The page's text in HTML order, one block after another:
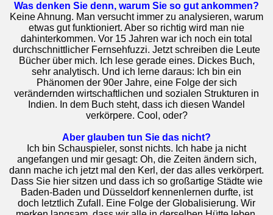
Was denken Sie denn, warum Sie so gut ankommen?
Keine Ahnung. Man versucht immer zu analysieren, warum
etwas gut funktioniert. Aber so richtig wird man nie
dahinterkommen. Vor 15 Jahren war ich noch ein total
durchschnittlicher Fernsehfuzzi. Jetzt schreiben die Leute
Bücher über mich. Ich lese gerade eines. Dickes Buch,
sehr analytisch. Und ich lerne daraus: Ich bin ein
Phänomen der 90er Jahre, eine Folge der sich
verändernden wirtschaftlichen und sozialen Strukturen in
Indien. In dem Buch steht, dass ich diesen Wandel
verkörpere. Cool, oder?
Aber glauben tun Sie das nicht?
Ich bin Schauspieler, sonst nichts. Ich habe ja nicht
angefangen und mir gesagt: Oh, die Zeiten ändern sich,
dann mache ich jetzt mal den Kerl, der das alles verkörpert.
Dass Sie hier sitzen und dass ich so großartige Städte wie
Baden-Baden und Düsseldorf kennenlernen durfte, ist
doch letztlich Zufall. Eine Folge der Globalisierung. Wir